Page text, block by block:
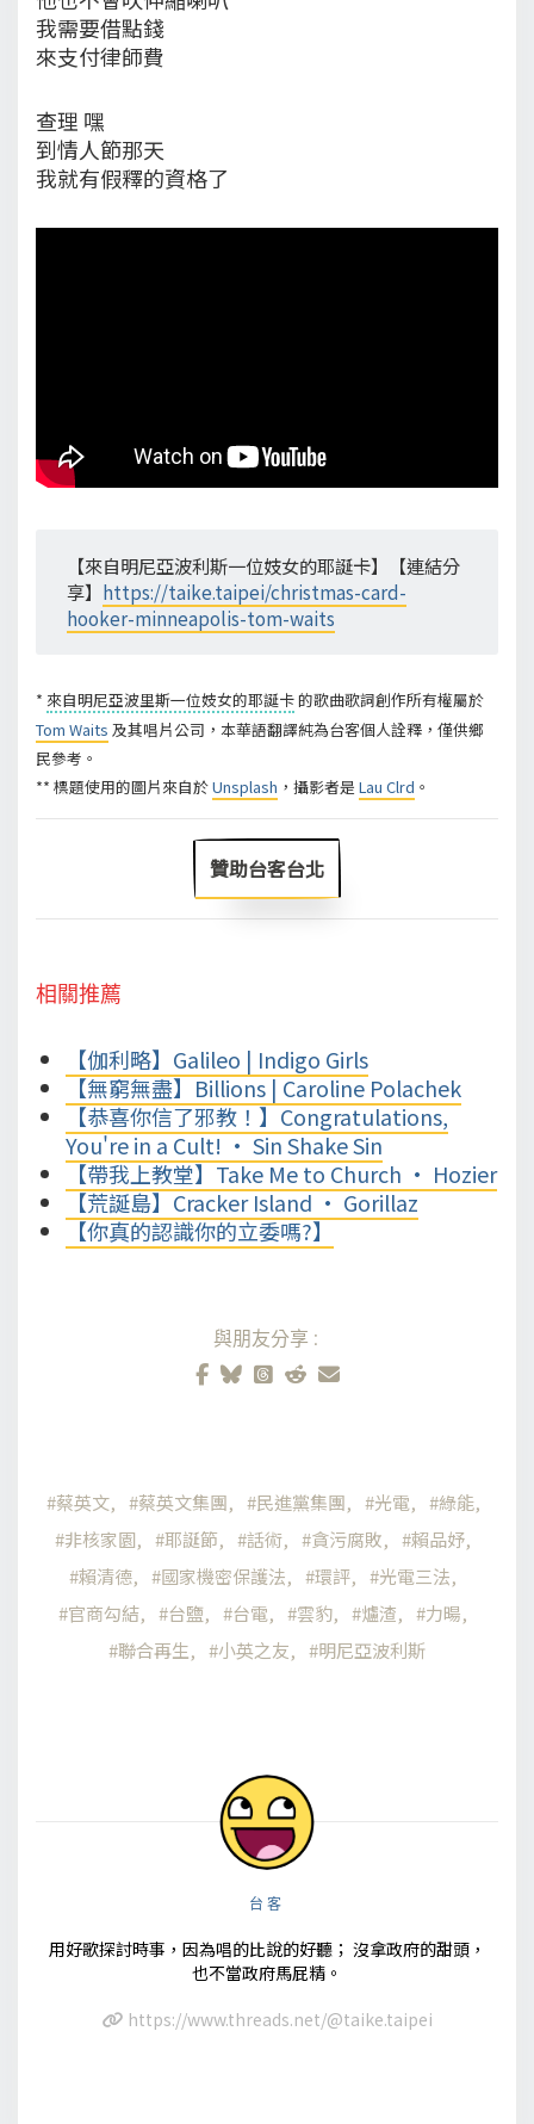
我需要借點錢
來支付律師費
查理 嘿
到情人節那天
我就有假釋的資格了
【來自明尼亞波利斯一位妓女的耶誕卡】【連結分
享】 https://taike.taipei/christmas-card-
hooker-minneapolis-tom-waits
* 來自明尼亞波里斯一位妓女的耶誕卡的歌曲歌詞創作所有權屬於
Tom Waits 及其唱片公司，本華語翻譯純為台客個人詮釋，僅供鄉
民參考。
** 標題使用的圖片來自於Unsplash ，攝影者是 Lau Clrd 。
贊助台客台北
相關推薦
【伽利略】Galileo | Indigo Girls
【無窮無盡】Billions | Caroline Polachek
【恭喜你信了邪教！】Congratulations,
You're in a Cult! • Sin Shake Sin
【帶我上教堂】Take Me to Church • Hozier
【荒誕島】Cracker Island • Gorillaz
【你真的認識你的立委嗎?】
與朋友分享:
蔡英文 蔡英文集團 民進黨集團 光電
綠能
非核家園
耶誕節 話術 貪污腐敗
賴品妤
賴清德
國家機密保護法 環評
光電三法
官商勾結
台鹽 台電 雲豹 爐渣
力暘
聯合再生
小英之友 明尼亞波利斯
台客
用好歌探討時事，因為唱的比說的好聽； 沒拿政府的甜頭，
也不當政府馬屁精。
https://www.threads.net/@taike.taipei